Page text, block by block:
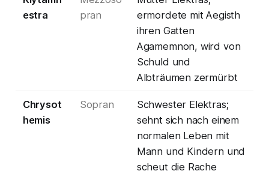
estra
pran
ermordete mit Aegisth
ihren Gatten
Agamemnon, wird von
Schuld und
Albträumen zermürbt
Chrysot
hemis
Sopran
Schwester Elektras;
sehnt sich nach einem
normalen Leben mit
Mann und Kindern und
scheut die Rache